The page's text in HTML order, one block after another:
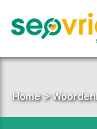
naar
inhoud
Home>